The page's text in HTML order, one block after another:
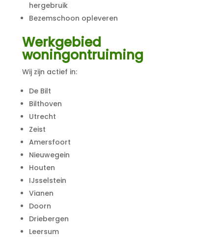
hergebruik
Bezemschoon opleveren
Werkgebied
woningontruiming
Wij zijn actief in:
De Bilt
Bilthoven
Utrecht
Zeist
Amersfoort
Nieuwegein
Houten
IJsselstein
Vianen
Doorn
Driebergen
Leersum